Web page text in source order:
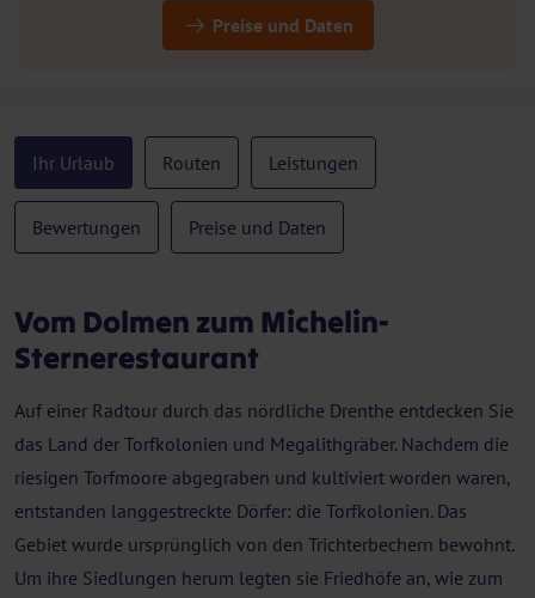
Preise und Daten
Ihr Urlaub Routen Leistungen
Bewertungen Preise und Daten
Vom Dolmen zum Michelin-
Sternerestaurant
Auf einer Radtour durch das nördliche Drenthe entdecken Sie
das Land der Torfkolonien und Megalithgräber. Nachdem die
riesigen Torfmoore abgegraben und kultiviert worden waren,
entstanden langgestreckte Dörfer: die Torfkolonien. Das
Gebiet wurde ursprünglich von den Trichterbechern bewohnt.
Um ihre Siedlungen herum legten sie Friedhöfe an, wie zum